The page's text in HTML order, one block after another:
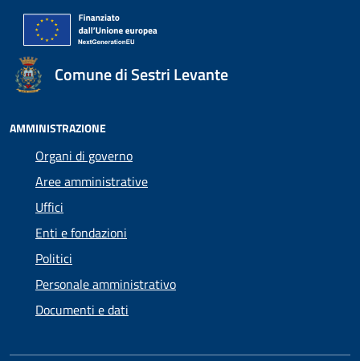
Comune di Sestri Levante
AMMINISTRAZIONE
Organi di governo
Aree amministrative
Uffici
Enti e fondazioni
Politici
Personale amministrativo
Documenti e dati